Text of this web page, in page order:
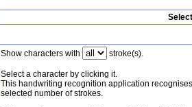
Show characters with stroke(s).
Select a character by clicking it.
This handwriting recognition application
selected number of strokes.